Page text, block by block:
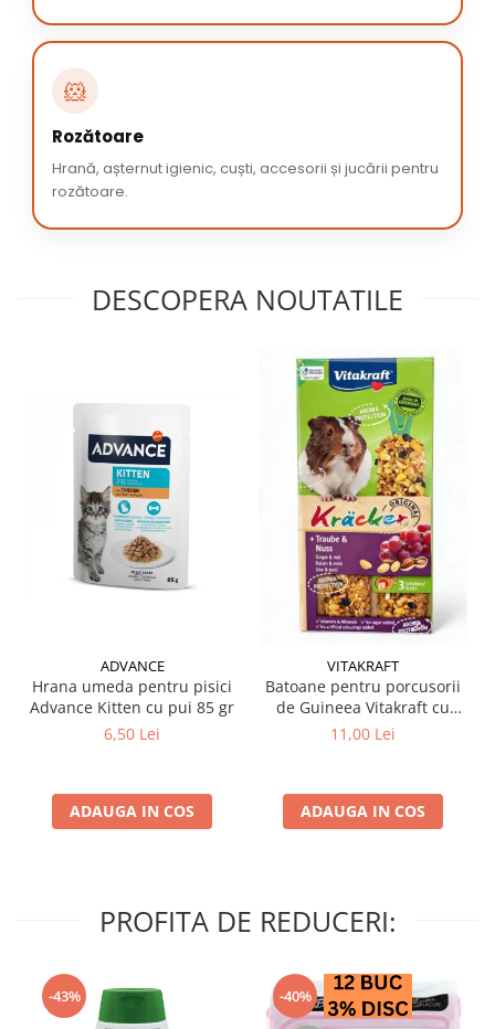
🐹
Rozătoare
Hrană, așternut igienic, cuști, accesorii și jucării pentru
rozătoare.
DESCOPERA NOUTATILE
ADVANCE
Hrana umeda pentru pisici
Advance Kitten cu pui 85 gr
6,50 Lei
ADAUGA IN COS
VITAKRAFT
Batoane pentru porcusorii
de Guineea Vitakraft cu
struguri & nuci 2 buc
11,00 Lei
ADAUGA IN COS
PROFITA DE REDUCERI:
-43% -40%